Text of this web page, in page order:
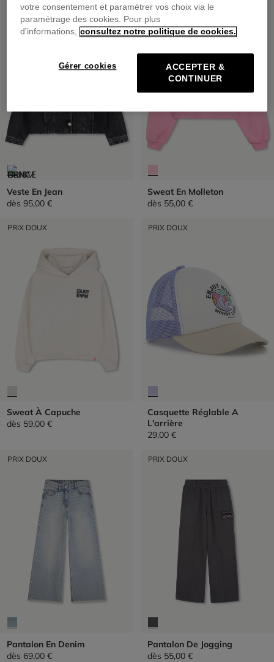
PRIX DOUX
Veste En Jean
dès 95,00 €
PRIX DOUX
Sweat En Molleton
dès 55,00 €
PRIX DOUX
Sweat À Capuche
dès 59,00 €
PRIX DOUX
Casquette Réglable A
L'arrière
29,00 €
PRIX DOUX
Pantalon En Denim
dès 69,00 €
PRIX DOUX
Pantalon De Jogging
dès 55,00 €
votre consentement et paramétrer vos choix via le
paramétrage des cookies. Pour plus
d'informations, consultez notre politique de cookies.
Gérer cookies
ACCEPTER &
CONTINUER